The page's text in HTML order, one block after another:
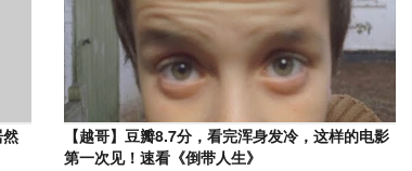
然
【越哥】豆瓣8.7分，看完浑身发冷，这样的电影
第一次见！速看《倒带人生》